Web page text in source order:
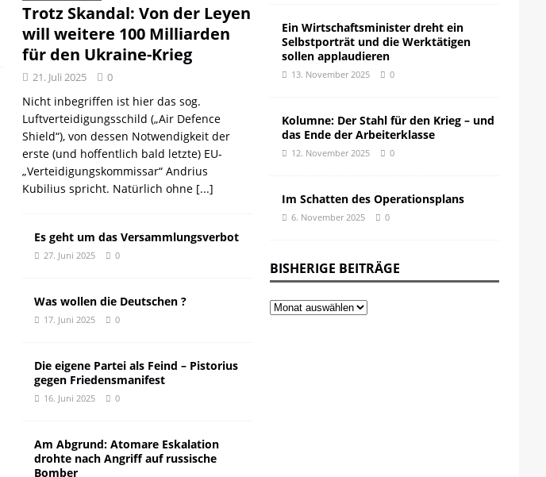
verriet DER REVOLUTIONÄR
Trotz Skandal: Von der Leyen
will weitere 100 Milliarden
für den Ukraine-Krieg
21. Juli 2025 0
Nicht inbegriffen ist hier das sog.
Luftverteidigungsschild („Air Defence
Shield“), von dessen Notwendigkeit der
erste (und hoffentlich bald letzte) EU-
„Verteidigungskommissar“ Andrius
Kubilius spricht. Natürlich ohne [...]
Es geht um das Versammlungsverbot
27. Juni 2025 0
Was wollen die Deutschen ?
17. Juni 2025 0
Die eigene Partei als Feind – Pistorius
gegen Friedensmanifest
16. Juni 2025 0
Am Abgrund: Atomare Eskalation
drohte nach Angriff auf russische
Bomber
Ein Wirtschaftsminister dreht ein
Selbstporträt und die Werktätigen
sollen applaudieren
13. November 2025 0
Kolumne: Der Stahl für den Krieg – und
das Ende der Arbeiterklasse
12. November 2025 0
Im Schatten des Operationsplans
6. November 2025 0
BISHERIGE BEITRÄGE